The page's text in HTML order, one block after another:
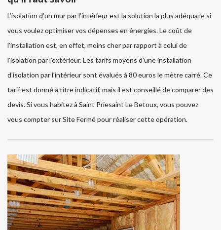
L’isolation d’un mur par l’intérieur est la solution la plus adéquate si
vous voulez optimiser vos dépenses en énergies. Le coût de
l’installation est, en effet, moins cher par rapport à celui de
l’isolation par l’extérieur. Les tarifs moyens d’une installation
d’isolation par l’intérieur sont évalués à 80 euros le mètre carré. Ce
tarif est donné à titre indicatif, mais il est conseillé de comparer des
devis. Si vous habitez à Saint Priesaint Le Betoux, vous pouvez
vous compter sur Site Fermé pour réaliser cette opération.